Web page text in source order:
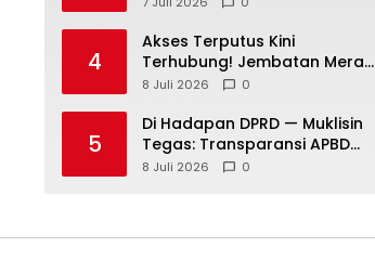
4
Akses Terputus Kini
Terhubung! Jembatan Merah
Putih Presisi di Jaya Kopah
Pembangunan Tak Sekadar
Janji
8 Juli 2026 0
5
Di Hadapan DPRD — Muklisin
Tegas: Transparansi APBD
Tak Boleh Hanya Jadi Slogan!
8 Juli 2026 0